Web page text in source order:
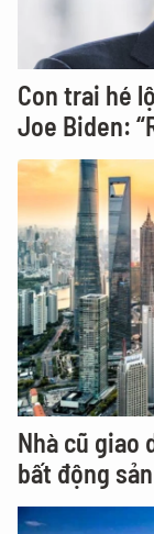
Con trai hé
Joe Biden:
Nhà cũ giao
bất động